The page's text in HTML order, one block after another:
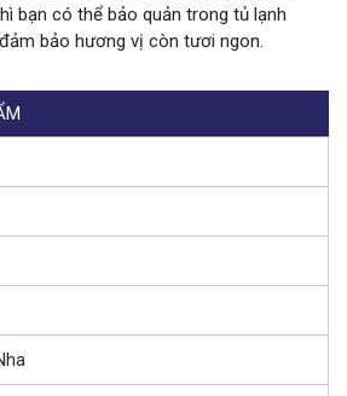
bạn có thể bảo quản trong tủ lạnh
bảo hương vị còn tươi ngon.